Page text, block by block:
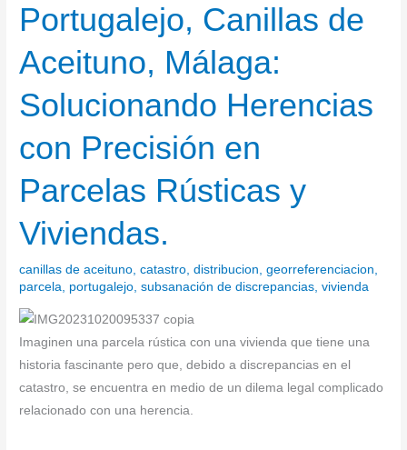
Portugalejo, Canillas de
Aceituno, Málaga:
Solucionando Herencias
con Precisión en
Parcelas Rústicas y
Viviendas.
canillas de aceituno,catastro,distribucion,georreferenciacion,
parcela, portugalejo,subsanación de discrepancias,vivienda
Imaginen una parcela rústica con una vivienda que tiene una
historia fascinante pero que, debido a discrepancias en el
catastro, se encuentra en medio de un dilema legal complicado
relacionado con una herencia.
Canillas
Aceituno,
Solucionando
con
en
Parcelas
Rústicas
y
Viviendas.